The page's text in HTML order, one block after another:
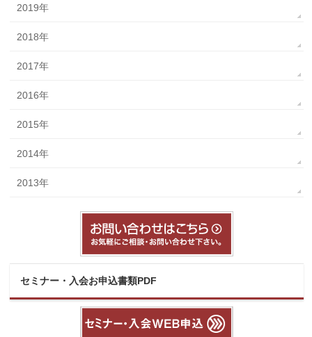
2019年
2018年
2017年
2016年
2015年
2014年
2013年
セミナー・入会お申込書類PDF